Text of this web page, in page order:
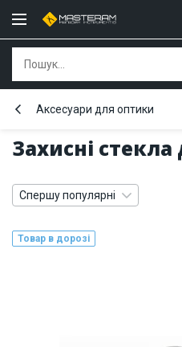
Захисні
Аксесуари для оптики
Спершу популярні
Товар в дорозі